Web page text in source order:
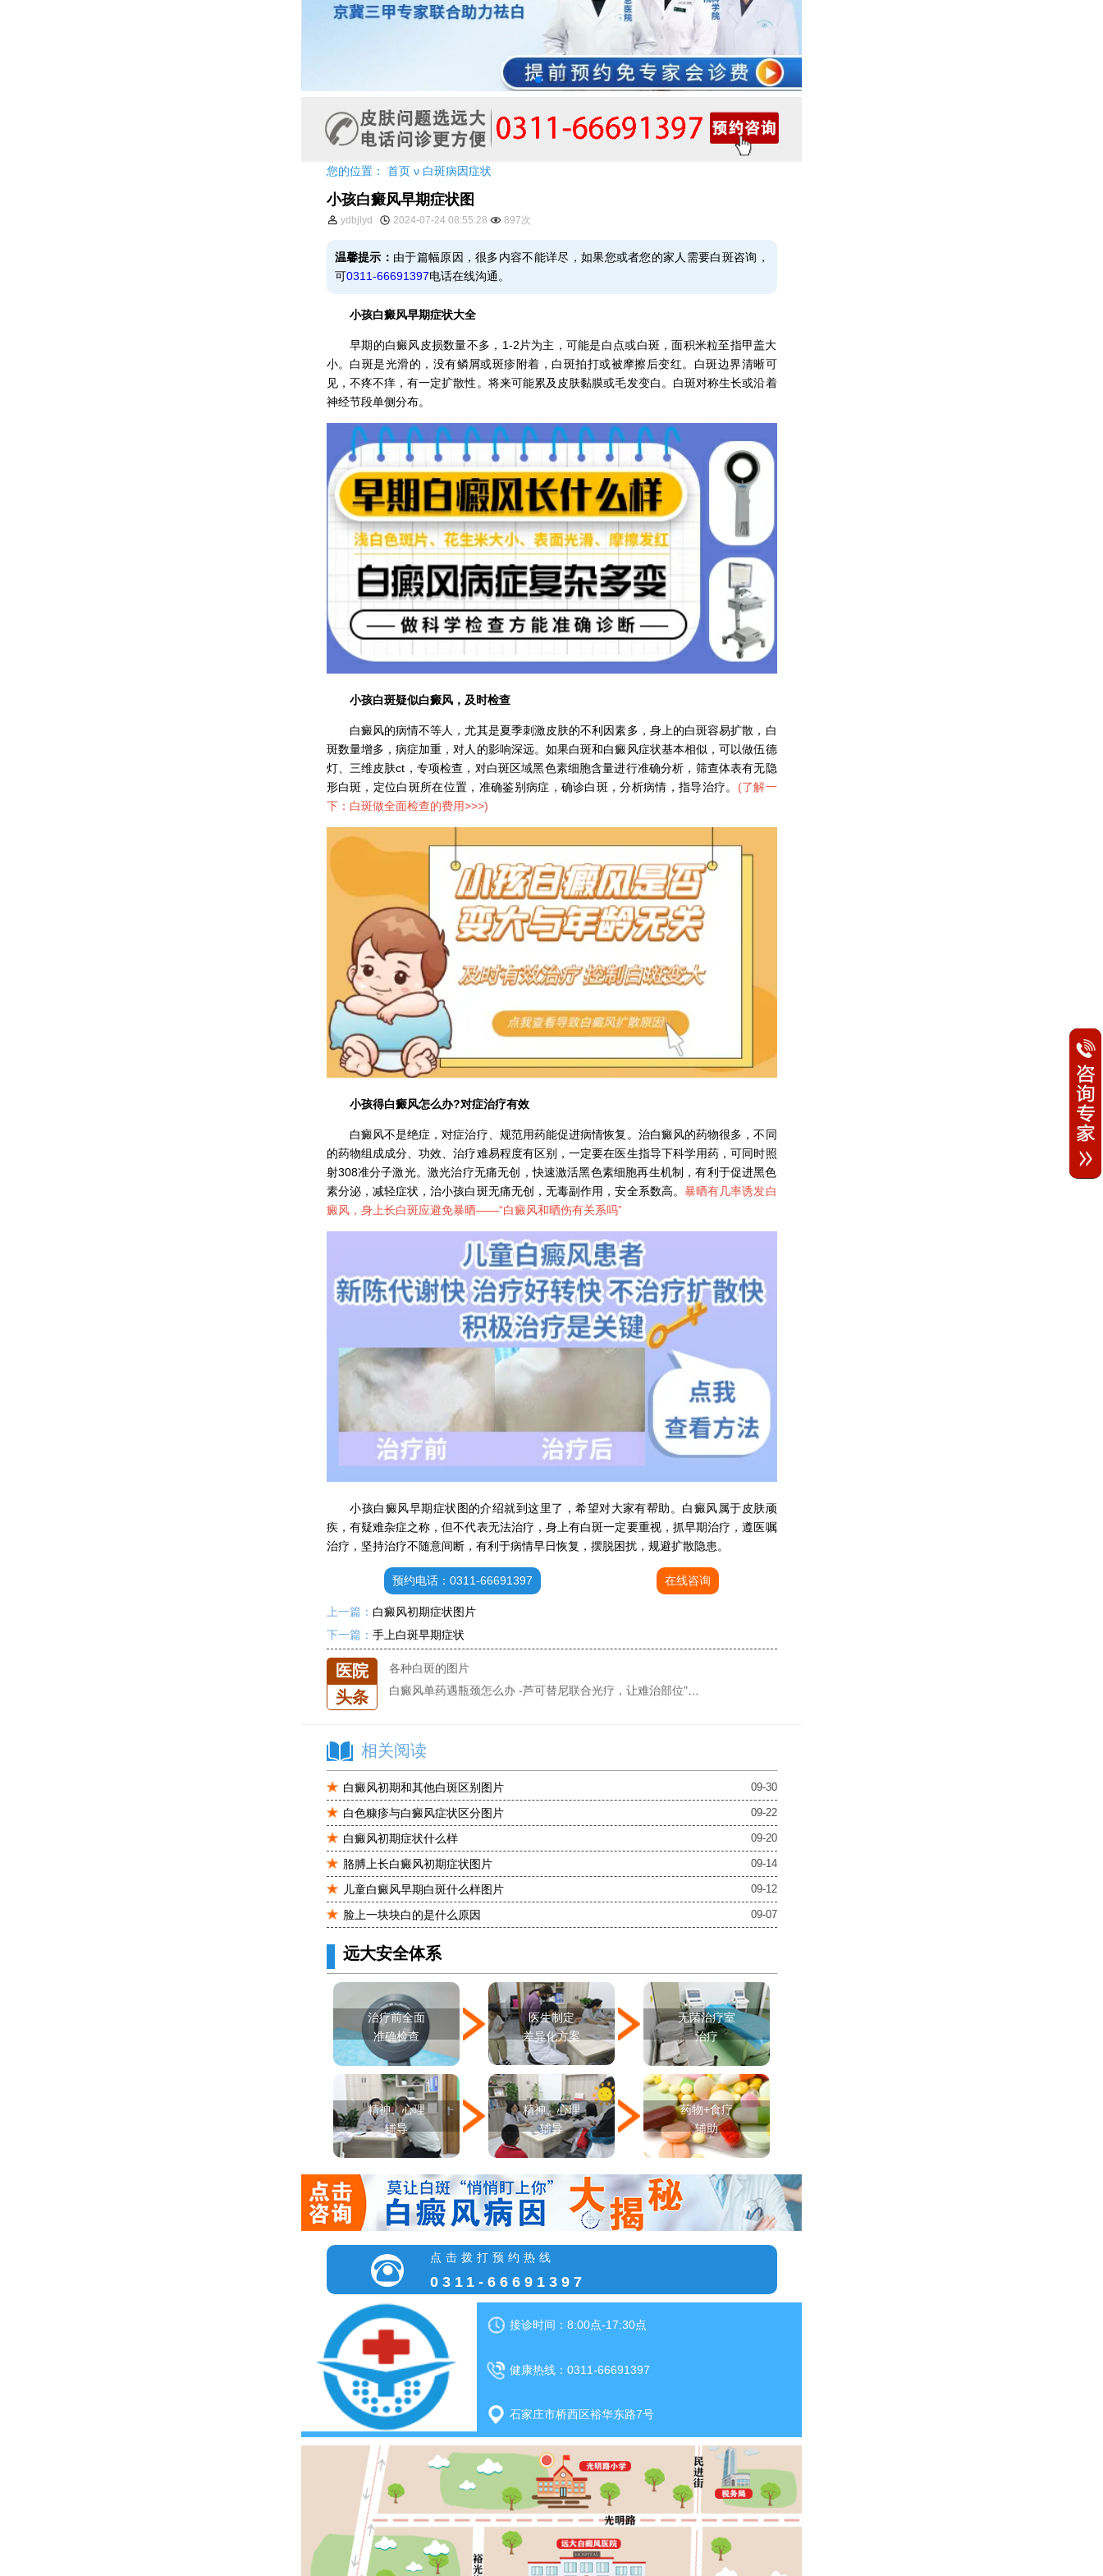
您的位置： 首页ν 白斑病因症状
小孩白癜风早期症状图
ydbjlyd 2024-07-24 08:55:28 897次
温馨提示： 由于篇幅原因，很多内容不能详尽，如果您或者您的家人需要白斑咨询，
可0311-66691397电话在线沟通。
小孩白癜风早期症状大全
早期的白癜风皮损数量不多，1-2片为主，可能是白点或白斑，面积米粒至指甲盖大
小。白斑是光滑的，没有鳞屑或斑疹附着，白斑拍打或被摩擦后变红。白斑边界清晰可
见，不疼不痒，有一定扩散性。将来可能累及皮肤黏膜或毛发变白。白斑对称生长或沿着
神经节段单侧分布。
小孩白斑疑似白癜风，及时检查
白癜风的病情不等人，尤其是夏季刺激皮肤的不利因素多，身上的白斑容易扩散，白
斑数量增多，病症加重，对人的影响深远。如果白斑和白癜风症状基本相似，可以做伍德
灯、三维皮肤ct，专项检查，对白斑区域黑色素细胞含量进行准确分析，筛查体表有无隐
形白斑，定位白斑所在位置，准确鉴别病症，确诊白斑，分析病情，指导治疗。 (了解一
下：白斑做全面检查的费用>>>)
小孩得白癜风怎么办?对症治疗有效
白癜风不是绝症，对症治疗、规范用药能促进病情恢复。治白癜风的药物很多，不同
的药物组成成分、功效、治疗难易程度有区别，一定要在医生指导下科学用药，可同时照
射308准分子激光。激光治疗无痛无创，快速激活黑色素细胞再生机制，有利于促进黑色
素分泌，减轻症状，治小孩白斑无痛无创，无毒副作用，安全系数高。 暴晒有几率诱发白
癜风，身上长白斑应避免暴晒——“白癜风和晒伤有关系吗”
小孩白癜风早期症状图的介绍就到这里了，希望对大家有帮助。白癜风属于皮肤顽
疾，有疑难杂症之称，但不代表无法治疗，身上有白斑一定要重视，抓早期治疗，遵医嘱
治疗，坚持治疗不随意间断，有利于病情早日恢复，摆脱困扰，规避扩散隐患。
预约电话：0311-66691397 在线咨询
上一篇： 白癜风初期症状图片
下一篇： 手上白斑早期症状
医院
头条
治疗白癜风便宜的医院
各种白斑的图片
白癜风单药遇瓶颈怎么办 -芦可替尼联合光疗，让难治部位"跟上来"
肚子上有几块白色斑块怎么治
白癜风发病多久进入扩散期
小孩有白斑是怎么回事
石家庄治白癜风的正规医院
石家庄远大中医皮肤医院怎么样
石家庄专治白斑医院
治疗白癜风便宜的医院
相关阅读
白癜风初期和其他白斑区别图片 09-30
白色糠疹与白癜风症状区分图片 09-22
白癜风初期症状什么样 09-20
胳膊上长白癜风初期症状图片 09-14
儿童白癜风早期白斑什么样图片 09-12
脸上一块块白的是什么原因 09-07
远大安全体系
治疗前全面
准确检查
医生制定
差异化方案
无菌治疗室
治疗
精神、心理
辅导
精神、心理
辅导
药物+食疗
辅助
点击拨打预约热线
0311-66691397
接诊时间：8:00点-17:30点
健康热线：0311-66691397
石家庄市桥西区裕华东路7号